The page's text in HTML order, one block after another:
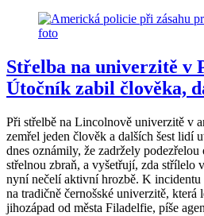
Střelba na univerzitě v
Útočník zabil člověka,
Při střelbě na Lincolnově univerzitě v
zemřel jeden člověk a dalších šest lidí
dnes oznámily, že zadržely podezřelou
střelnou zbraň, a vyšetřují, zda střílelo
nyní nečelí aktivní hrozbě. K incidentu
na tradičně černošské univerzitě, která
jihozápad od města Filadelfie, píše